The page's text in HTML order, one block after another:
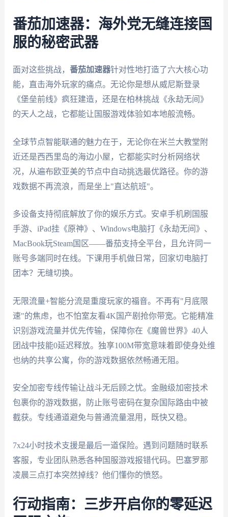
番茄加速器：海外党无缝连接国
服的秘密武器
面对这些挑战， 番茄加速器针对性地打造了六大核心功
能，直击海外玩家的痛点。无论你是想从威尼斯登录
《堡垒前线》疯狂建造，还是在柏林挑战《永劫无间》
的天人之战，它都能让国服游戏体验如本地般流畅。
全球节点智能联通的魅力在于，无论你在米兰大教堂附
近还是西西里岛的海边小屋，它都能实时分析网络状
况，从遍布欧亚美的节点中自动挑选最优路径。你的游
戏数据不再流浪，而是坐上"直达航班"。
多设备支持彻底解放了你的娱乐方式。安卓手机刷国服
手游、iPad挂《原神》、Windows电脑打《永劫无间》、
MacBook玩Steam国区——番茄支持全平台，且允许同一
账号多端同时在线。下课用手机做日常，回家切电脑打
团本？无缝切换。
无限流量+智能分流是重度玩家的福音。不再有"月底限
速"的焦虑，也不怕室友看4K国产剧抢你带宽。它能精准
识别游戏流量并优先传输，保障你在《魔兽世界》40人
团战中技能0延迟释放。独享100M带宽意味着即使身处维
也纳的共享公寓，你的游戏数据依然畅通无阻。
安全加密专线传输让战斗无后顾之忧。金融级加密技术
包裹你的游戏数据，防止账号密码在复杂国际路由中被
截获。专线通道避免与普通流量混用，既快又稳。
7x24小时技术支援是最后一道保险。遇到问题随时联系
客服，专业团队熟悉各种国服游戏报错代码。巴塞罗那
凌晨三点打本突然掉线？他们懂你的愤怒。
行动指南：三步开启你的零延迟